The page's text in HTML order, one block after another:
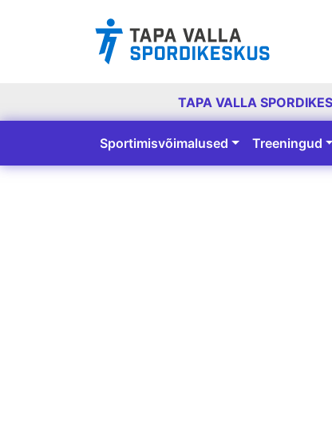
TAPA VALLA
Peamine navigatsioon
Sportimisvõimalused Treeningud